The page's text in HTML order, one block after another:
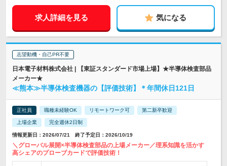
求人詳細を見る 気になる
志望動機・自己PR不要
日本電子材料株式会社 | 【東証スタンダード市場上場】★半導体検査部品
メーカー★
≪熊本≫半導体検査機器の【評価技術】＊年間休日121日
正社員 職種未経験OK リモートワーク可 第二新卒歓迎
上場企業 完全週休2日制
情報更新日：2026/07/21 終了予定日：2026/10/19
＼グローバル展開×半導体検査部品の上場メーカー／理系知識を活かす
高シェアのプローブカードで評価技術！